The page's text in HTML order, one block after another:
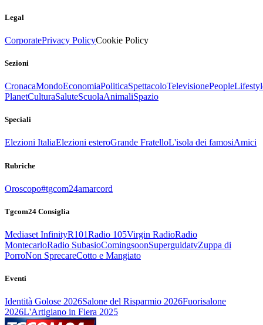
Legal
CorporatePrivacy PolicyCookie Policy
Sezioni
CronacaMondoEconomiaPoliticaSpettacoloTelevisionePeople
PlanetCulturaSaluteScuolaAnimaliSpazio
Speciali
Elezioni ItaliaElezioni esteroGrande FratelloL'isola dei famosiAmici
Rubriche
Oroscopo#tgcom24amarcord
Tgcom24 Consiglia
Mediaset InfinityR101Radio 105Virgin RadioRadio
MontecarloRadio SubasioComingsoonSuperguidatvZuppa di
PorroNon SprecareCotto e Mangiato
Eventi
Identità Golose 2026Salone del Risparmio 2026Fuorisalone
2026L'Artigiano in Fiera 2025